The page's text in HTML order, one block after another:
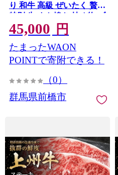
り 和牛 高級 ぜいたく 贅沢
特別 牛 すき焼き 炒め物 ブ
ランド牛 上州牛 使いやす
い 便利 長期保存 冷凍 スト
ック 群馬県 前橋市
45,000 円
たまったWAON
POINTで寄附できる！
（0）
群馬県前橋市